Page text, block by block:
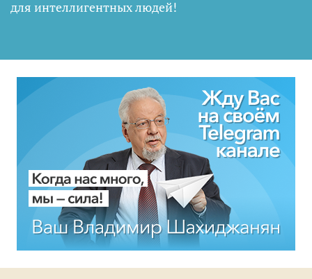
для интеллигентных людей!